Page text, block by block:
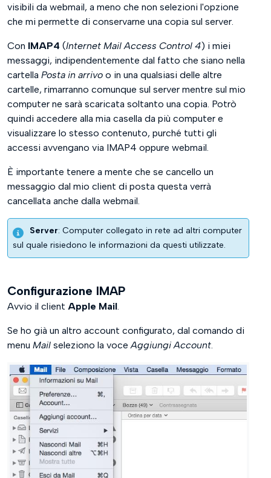
visibili da webmail, a meno che non selezioni l'opzione
che mi permette di conservarne una copia sul server.
Con IMAP4 (Internet Mail Access Control 4) i miei
messaggi, indipendentemente dal fatto che siano nella
cartella Posta in arrivo o in una qualsiasi delle altre
cartelle, rimarranno comunque sul server mentre sul mio
computer ne sarà scaricata soltanto una copia. Potrò
quindi accedere alla mia casella da più computer e
visualizzare lo stesso contenuto, purché tutti gli
accessi avvengano via IMAP4 oppure webmail.
È importante tenere a mente che se cancello un
messaggio dal mio client di posta questa verrà
cancellata anche dalla webmail.
Server: Computer collegato in rete ad altri computer
sul quale risiedono le informazioni da questi utilizzate.
Configurazione IMAP
Avvio il client Apple Mail
Se ho già un altro account configurato, dal comando di
menu Mail seleziono la voce Aggiungi Account